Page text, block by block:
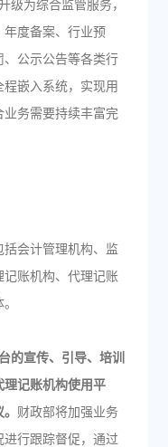
级为综合监管服务，
度备案、行业预
公示公告等各类行
嵌入系统，实现用
务需要持续丰富完
会计管理机构、监
账机构、代理记账
的宣传、引导、培训
记账机构使用平
财政部将加强业务
行跟踪督促，通过